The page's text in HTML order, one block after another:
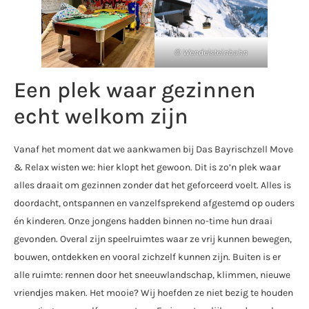
©Wendelsteinbahn
Een plek waar gezinnen
echt welkom zijn
Vanaf het moment dat we aankwamen bij Das Bayrischzell Move
& Relax wisten we: hier klopt het gewoon. Dit is zo’n plek waar
alles draait om gezinnen zonder dat het geforceerd voelt. Alles is
doordacht, ontspannen en vanzelfsprekend afgestemd op ouders
én kinderen. Onze jongens hadden binnen no-time hun draai
gevonden. Overal zijn speelruimtes waar ze vrij kunnen bewegen,
bouwen, ontdekken en vooral zichzelf kunnen zijn. Buiten is er
alle ruimte: rennen door het sneeuwlandschap, klimmen, nieuwe
vriendjes maken. Het mooie? Wij hoefden ze niet bezig te houden